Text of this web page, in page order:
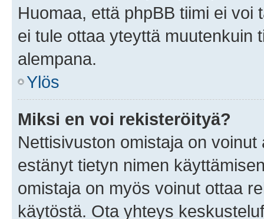
Huomaa, että phpBB tiimi ei
ei tule ottaa yteyttä muutenkuin
alempana.
Ylös
Miksi en voi rekisteröityä?
Nettisivuston omistaja on
estänyt tietyn nimen
omistaja on myös voinut ottaa
käytöstä. Ota yhteys